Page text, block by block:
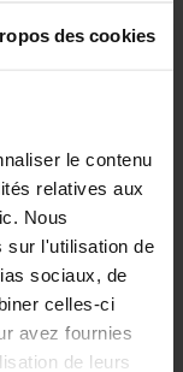
des cookies
le contenu
relatives aux
Nous
sur l'utilisation de
sociaux, de
celles-ci
avez fournies
de leurs